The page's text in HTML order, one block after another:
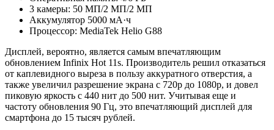
3 камеры: 50 МП/2 МП/2 МП
Аккумулятор 5000 мА·ч
Процессор: MediaTek Helio G88
Дисплей, вероятно, является самым впечатляющим
обновлением Infinix Hot 11s. Производитель решил отказаться
от каплевидного выреза в пользу аккуратного отверстия, а
также увеличил разрешение экрана с 720p до 1080p, и довел
пиковую яркость с 440 нит до 500 нит. Учитывая еще и
частоту обновления 90 Гц, это впечатляющий дисплей для
смартфона до 15 тысяч рублей.